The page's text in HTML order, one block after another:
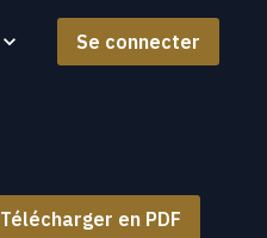
Se connecter
Télécharger en PDF